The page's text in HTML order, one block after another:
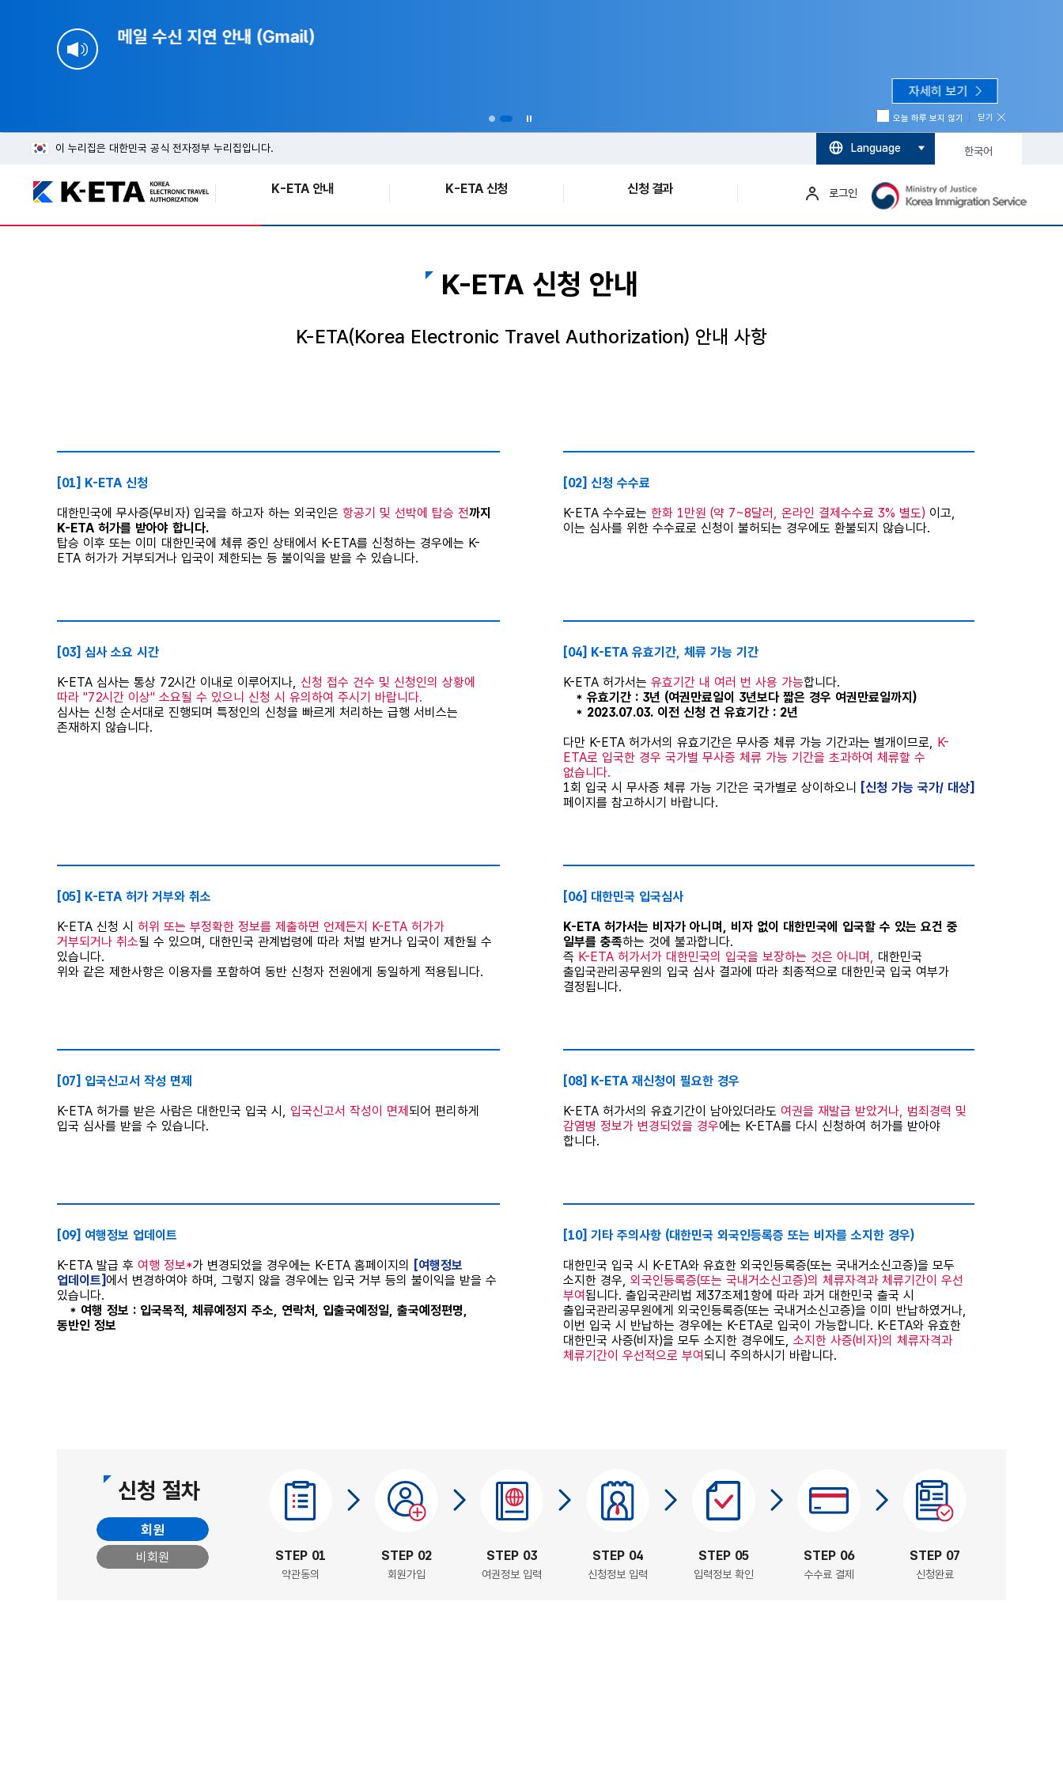
메일 수신 지연 안내 (Gmail)
자세히 보기
오늘 하루 보지 않기 닫기
이 누리집은 대한민국 공식 전자정부 누리집입니다. Language 한국어
로그인
K-ETA 안내 K-ETA 신청 신청 결과
K-ETA 신청 안내
K-ETA(Korea Electronic Travel Authorization) 안내 사항
[01] K-ETA 신청
대한민국에 무사증(무비자) 입국을 하고자 하는 외국인은 항공기 및 선박에 탑승 전까지
K-ETA 허가를 받아야 합니다.
탑승 이후 또는 이미 대한민국에 체류 중인 상태에서 K-ETA를 신청하는 경우에는 K-
ETA 허가가 거부되거나 입국이 제한되는 등 불이익을 받을 수 있습니다.
[02] 신청 수수료
K-ETA 수수료는 한화 1만원 (약 7~8달러, 온라인 결제수수료 3% 별도) 이고,
이는 심사를 위한 수수료로 신청이 불허되는 경우에도 환불되지 않습니다.
[03] 심사 소요 시간
K-ETA 심사는 통상 72시간 이내로 이루어지나, 신청 접수 건수 및 신청인의 상황에
따라 "72시간 이상" 소요될 수 있으니 신청 시 유의하여 주시기 바랍니다.
심사는 신청 순서대로 진행되며 특정인의 신청을 빠르게 처리하는 급행 서비스는
존재하지 않습니다.
[04] K-ETA 유효기간, 체류 가능 기간
K-ETA 허가서는 유효기간 내 여러 번 사용 가능합니다.
* 유효기간 : 3년 (여권만료일이 3년보다 짧은 경우 여권만료일까지)
* 2023.07.03. 이전 신청 건 유효기간 : 2년
다만 K-ETA 허가서의 유효기간은 무사증 체류 가능 기간과는 별개이므로, K-
ETA로 입국한 경우 국가별 무사증 체류 가능 기간을 초과하여 체류할 수
없습니다.
1회 입국 시 무사증 체류 가능 기간은 국가별로 상이하오니 [신청 가능 국가/ 대상]
페이지를 참고하시기 바랍니다.
[05] K-ETA 허가 거부와 취소
K-ETA 신청 시 허위 또는 부정확한 정보를 제출하면 언제든지 K-ETA 허가가
거부되거나 취소될 수 있으며, 대한민국 관계법령에 따라 처벌 받거나 입국이 제한될 수
있습니다.
위와 같은 제한사항은 이용자를 포함하여 동반 신청자 전원에게 동일하게 적용됩니다.
[06] 대한민국 입국심사
K-ETA 허가서는 비자가 아니며, 비자 없이 대한민국에 입국할 수 있는 요건 중
일부를 충족하는 것에 불과합니다.
즉 K-ETA 허가서가 대한민국의 입국을 보장하는 것은 아니며, 대한민국
출입국관리공무원의 입국 심사 결과에 따라 최종적으로 대한민국 입국 여부가
결정됩니다.
[07] 입국신고서 작성 면제
K-ETA 허가를 받은 사람은 대한민국 입국 시, 입국신고서 작성이 면제되어 편리하게
입국 심사를 받을 수 있습니다.
[08] K-ETA 재신청이 필요한 경우
K-ETA 허가서의 유효기간이 남아있더라도 여권을 재발급 받았거나, 범죄경력 및
감염병 정보가 변경되었을 경우에는 K-ETA를 다시 신청하여 허가를 받아야
합니다.
[09] 여행정보 업데이트
K-ETA 발급 후 여행 정보*가 변경되었을 경우에는 K-ETA 홈페이지의
[여행정보
업데이트]에서 변경하여야 하며, 그렇지 않을 경우에는 입국 거부 등의 불이익을 받을 수
있습니다.
* 여행 정보 : 입국목적, 체류예정지 주소, 연락처, 입출국예정일, 출국예정편명,
동반인 정보
[10] 기타 주의사항 (대한민국 외국인등록증 또는 비자를 소지한 경우)
대한민국 입국 시 K-ETA와 유효한 외국인등록증(또는 국내거소신고증)을 모두
소지한 경우, 외국인등록증(또는 국내거소신고증)의 체류자격과 체류기간이 우선
부여됩니다. 출입국관리법 제37조제1항에 따라 과거 대한민국 출국 시
출입국관리공무원에게 외국인등록증(또는 국내거소신고증)을 이미 반납하였거나,
이번 입국 시 반납하는 경우에는 K-ETA로 입국이 가능합니다. K-ETA와 유효한
대한민국 사증(비자)을 모두 소지한 경우에도, 소지한 사증(비자)의 체류자격과
체류기간이 우선적으로 부여되니 주의하시기 바랍니다.
신청 절차
회원
비회원 STEP 01
약관동의
STEP 02
회원가입
STEP 03
여권정보 입력
STEP 04
신청정보 입력
STEP 05
입력정보 확인
STEP 06
수수료 결제
STEP 07
신청완료